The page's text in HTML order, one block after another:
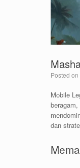
Posted on
Mobile
dan